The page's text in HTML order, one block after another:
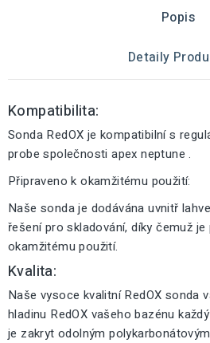
Popis
Detaily
Kompatibilita:
Sonda RedOX je kompatibilní s
probe společnosti apex neptune .
Připraveno k okamžitému použití:
Naše sonda je dodávána uvnitř
řešení pro skladování, díky čemuž
okamžitému použití.
Kvalita:
Naše vysoce kvalitní RedOX sonda
hladinu RedOX vašeho bazénu
je zakryt odolným